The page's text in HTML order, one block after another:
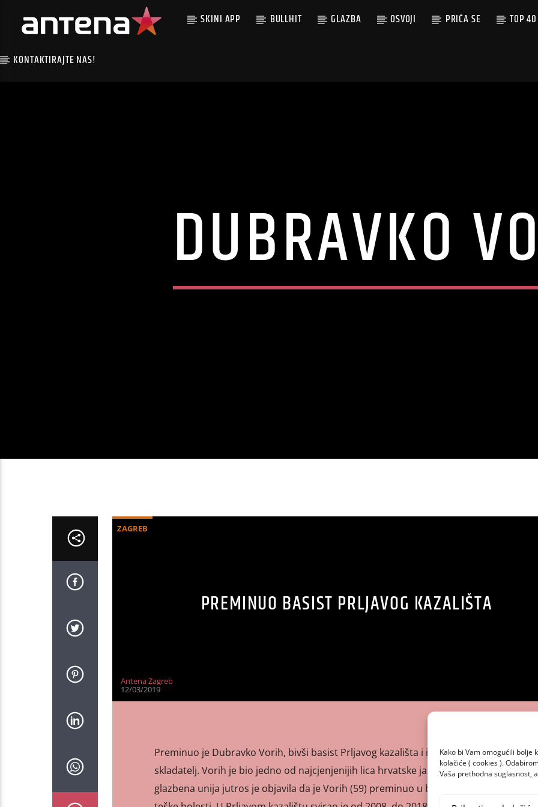
Kako bi Vam omogućili bolje
kolačiće ( cookies ).
Vaša prethodna suglasnost,
SKINI APP BULLHIT GLAZBA OSVOJI PRIČA SE TOP 40
KONTAKTIRAJTE NAS!
DUBRAVKO
ZAGREB
PREMINUO BASIST PRLJAVOG KAZALIŠTA
Antena Zagreb
12/03/2019
Preminuo je Dubravko Vorih, bivši basist Prljavog kazališta i istaknuti glazbenik i
skladatelj. Vorih je bio jedno od najcjenjenijih lica hrvatske jazz scene.Hrvatska
glazbena unija jutros je objavila da je Vorih (59) preminuo u bolnici nakon kratke i